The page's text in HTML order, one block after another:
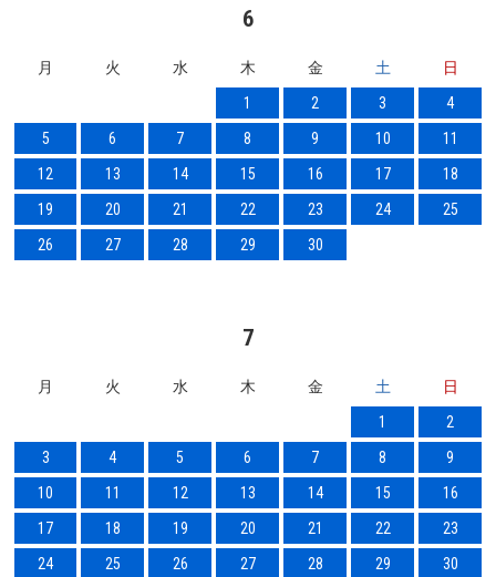
6
月 火 水 木 金 土
日
1
2 3
4
5
6 7 8 9 10
11
12
13 14 15 16 17
18
19
20 21 22 23 24
25
26
27 28 29 30
7
月 火 水 木 金 土
日
1
2
3
4 5 6 7 8
9
10
11 12 13 14 15
16
17
18 19 20 21 22
23
24
25 26 27 28 29 30